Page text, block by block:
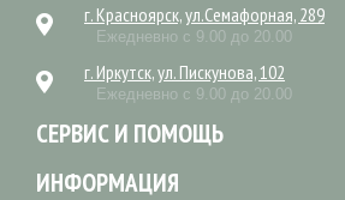
г. Красноярск, ул.Семафорная, 289
Ежедневно с 9.00 до 20.00
г. Иркутск, ул. Пискунова, 102
Ежедневно с 9.00 до 20.00
СЕРВИС И ПОМОЩЬ
ИНФОРМАЦИЯ